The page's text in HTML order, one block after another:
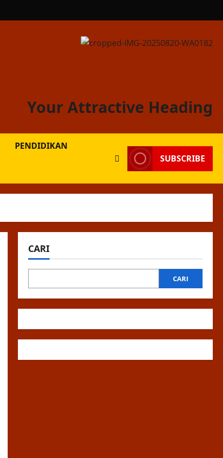
Your Attractive Heading
PENDIDIKAN
SUBSCRIBE
CARI
CARI